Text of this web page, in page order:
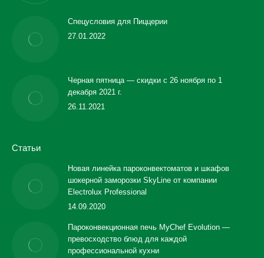
Спецусловия для Пиццерии
27.01.2022
Черная пятница — скидки с 26 ноября по 1
декабря 2021 г.
26.11.2021
Статьи
Новая линейка пароконвектоматов и шкафов
шокерной заморозки SkyLine от компании
Electrolux Professional
14.09.2020
Пароконвекционная печь MyChef Evolution —
превосходство блюд для каждой
профессиональной кухни